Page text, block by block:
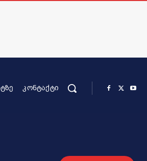
ᲙᲝᲜᲢᲐᲥᲢᲘ